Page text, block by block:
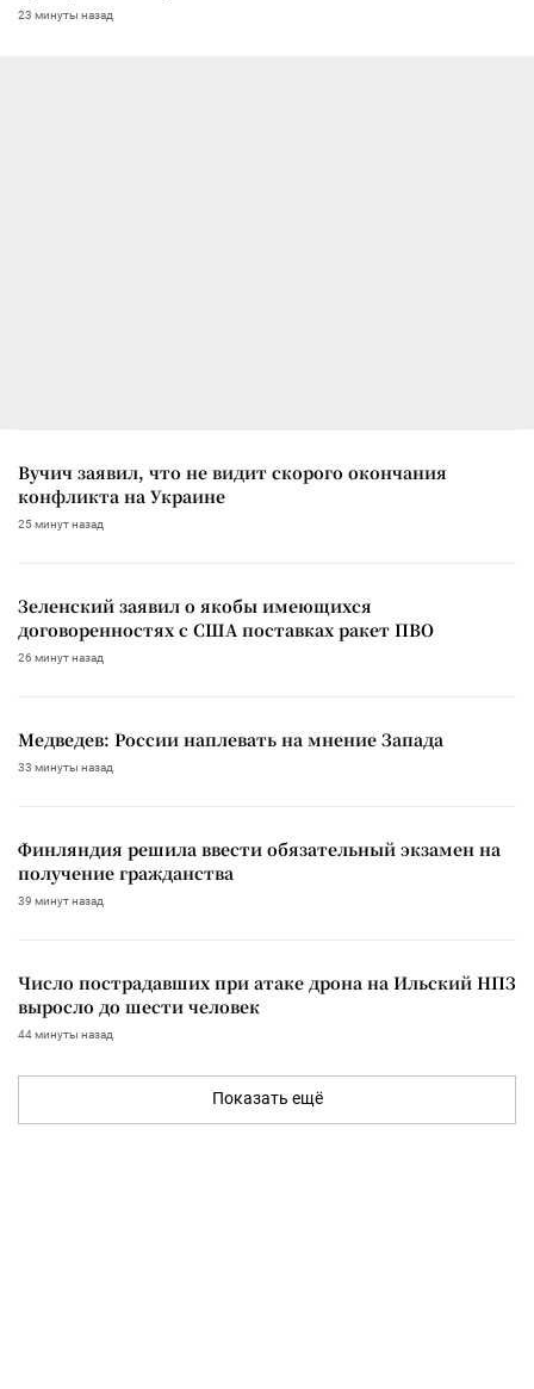
23 минуты назад
Вучич заявил, что не видит скорого окончания
конфликта на Украине
25 минут назад
Зеленский заявил о якобы имеющихся
договоренностях с США поставках ракет ПВО
26 минут назад
Медведев: России наплевать на мнение Запада
33 минуты назад
Финляндия решила ввести обязательный экзамен на
получение гражданства
39 минут назад
Число пострадавших при атаке дрона на Ильский НПЗ
выросло до шести человек
44 минуты назад
Показать ещё